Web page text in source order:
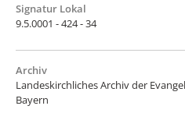
Signatur Lokal
9.5.0001 - 424 - 34
Archiv
Landeskirchliches Archiv der
Bayern